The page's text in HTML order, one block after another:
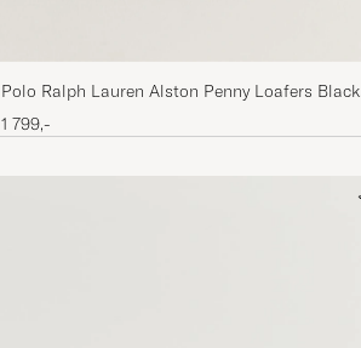
Polo Ralph Lauren Alston Penny Loafers Black
Calf
1 799,-